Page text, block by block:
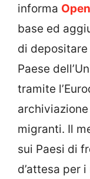
informa
base ed
di
Paese
tramite
migranti. Il
sui Paesi di
d’attesa per